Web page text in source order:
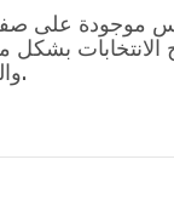
البلديات المرشحين للانتخابات
الأحزاب التركية في 81
والمرشحين على صفحة نتائج الانتخابات 2024.